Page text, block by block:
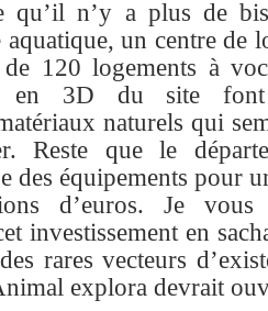
qu’il n’y a plus de
un centre de
120 logements à
en 3D du site font
naturels qui
Reste que le
des équipements pour
d’euros. Je
investissement en
rares vecteurs
explora devrait